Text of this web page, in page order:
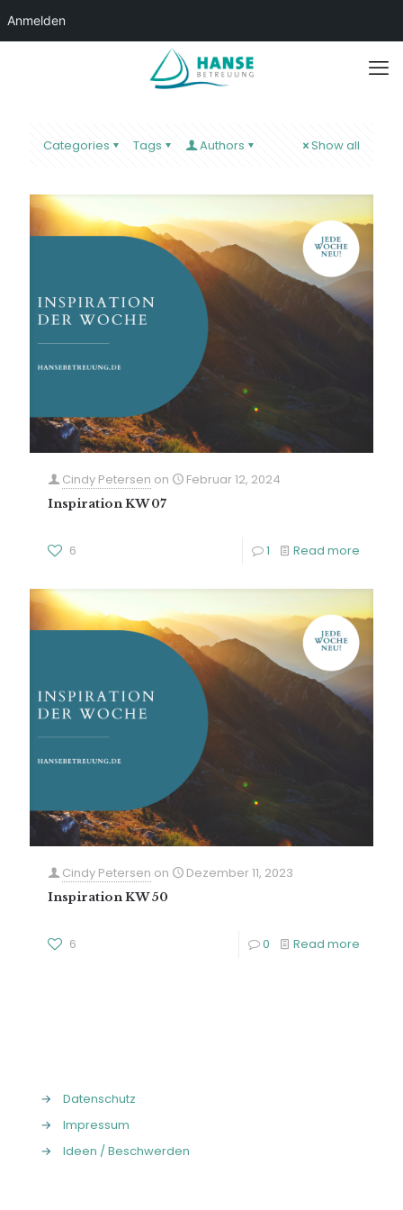
Categories Tags Authors Show all
Cindy Petersen on Februar 12, 2024
Inspiration KW 07
6 1 Read more
Cindy Petersen on Dezember 11, 2023
Inspiration KW 50
6 0 Read more
→
Datenschutz
→
Impressum
→
Ideen / Beschwerden
Anmelden